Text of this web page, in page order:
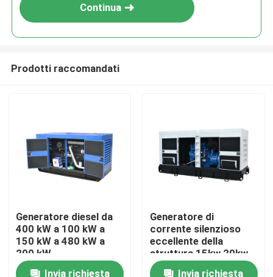
Prodotti
Video
Continua
Prodotti raccomandati
Generatore diesel da
400 kW a 100 kW a
150 kW a 480 kW a
200 kW
Invia richiesta
Generatore di
corrente silenzioso
eccellente della
struttura 15kw 20kw
25kw 30kW 50/60Hz
Invia richiesta